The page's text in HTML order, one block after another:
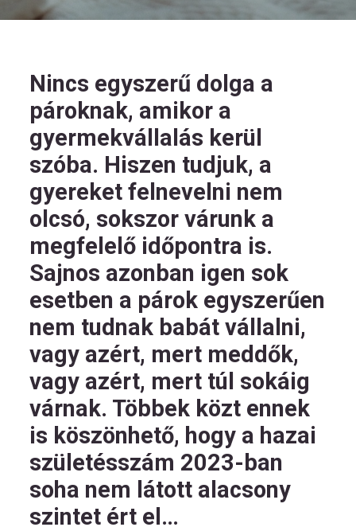
minket!
Nincs egyszerű dolga a
pároknak, amikor a
gyermekvállalás kerül
szóba. Hiszen tudjuk, a
gyereket felnevelni nem
olcsó, sokszor várunk a
megfelelő időpontra is.
Sajnos azonban igen sok
esetben a párok egyszerűen
nem tudnak babát vállalni,
vagy azért, mert meddők,
vagy azért, mert túl sokáig
várnak. Többek közt ennek
is köszönhető, hogy a hazai
születésszám 2023-ban
soha nem látott alacsony
szintet ért el…